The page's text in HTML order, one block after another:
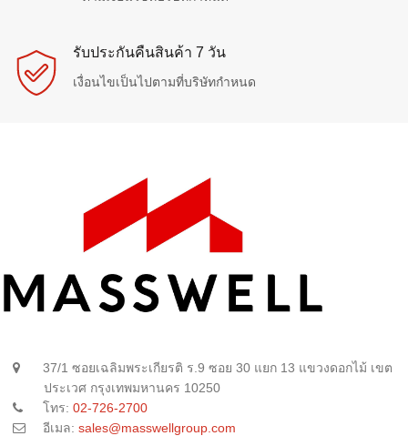
รับประกันคืนสินค้า 7 วัน
เงื่อนไขเป็นไปตามที่บริษัทกำหนด
37/1 ซอยเฉลิมพระเกียรติ ร.9 ซอย 30 แยก 13 แขวงดอกไม้ เขต
ประเวศ กรุงเทพมหานคร 10250
โทร: 02-726-2700
อีเมล: sales@masswellgroup.com